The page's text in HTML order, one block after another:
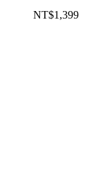
NT$1,399